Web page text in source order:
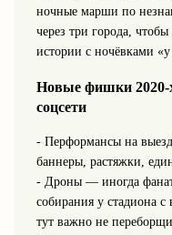
ночные марши по
через три города,
истории с ночёвками
Новые фишки
соцсети
- Перформансы на
баннеры, растяжки,
- Дроны — иногда
собирания у стадиона
тут важно не